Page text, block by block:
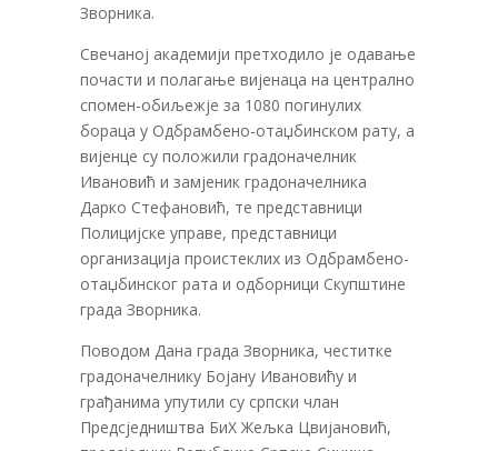
Зворника.
Свечаној академији претходило је одавање
почасти и полагање вијенаца на централно
спомен-обиљежје за 1080 погинулих
бораца у Одбрамбено-отаџбинском рату, а
вијенце су положили градоначелник
Ивановић и замјеник градоначелника
Дарко Стефановић, те представници
Полицијске управе, представници
организација проистеклих из Одбрамбено-
отаџбинског рата и одборници Скупштине
града Зворника.
Поводом Дана града Зворника, честитке
градоначелнику Бојану Ивановићу и
грађанима упутили су српски члан
Предсједништва БиХ Жељка Цвијановић,